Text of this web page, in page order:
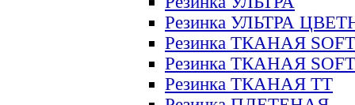
Резинка УЛЬТРА
Резинка ТКАНАЯ SOFT
Резинка ТКАНАЯ
Резинка ТКАНАЯ ТТ